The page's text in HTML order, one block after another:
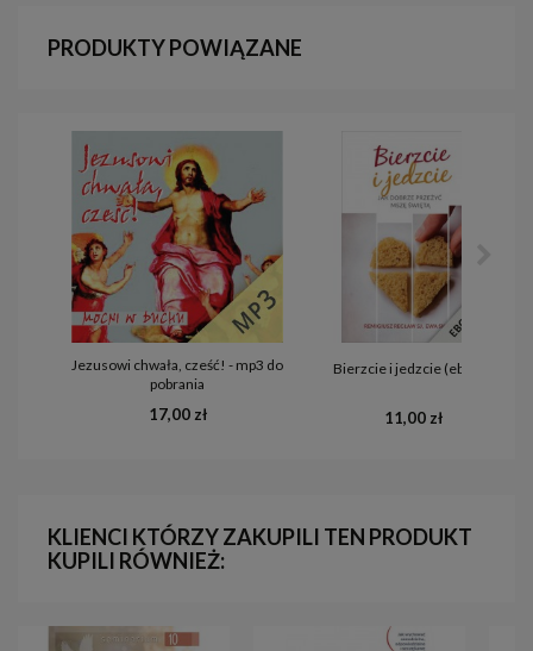
PRODUKTY POWIĄZANE
Jezusowi chwała, cześć! - mp3 do
pobrania
17,00 zł
Bierzcie i jedzcie (ebook)
11,00 zł
KLIENCI KTÓRZY ZAKUPILI TEN PRODUKT
KUPILI RÓWNIEŻ: